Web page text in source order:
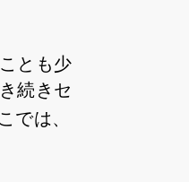
とも少
続きセ
では、